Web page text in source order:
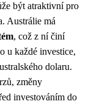
být atraktivní pro
Austrálie má
, což z ní činí
u každé investice,
dolaru.
změny
investováním do